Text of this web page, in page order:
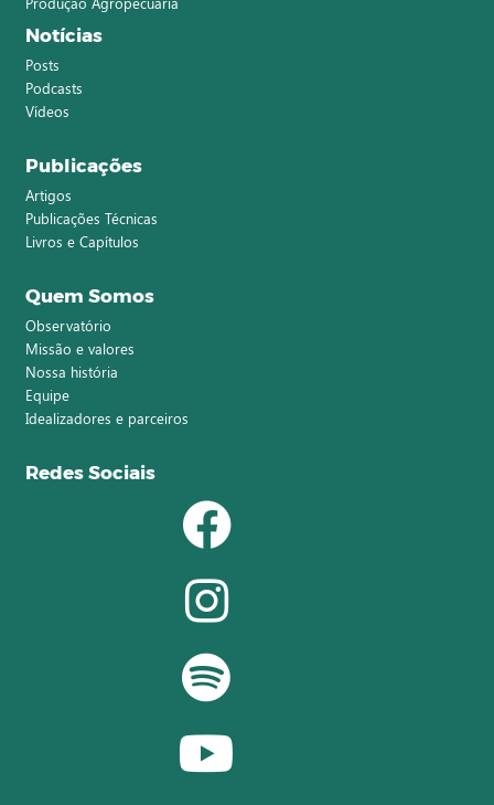
Notícias
Posts
Podcasts
Vídeos
Publicações
Artigos
Publicações Técnicas
Livros e Capítulos
Quem Somos
Observatório
Missão e valores
Nossa história
Equipe
Idealizadores e parceiros
Redes Sociais